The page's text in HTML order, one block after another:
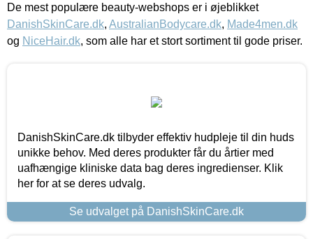
De mest populære beauty-webshops er i øjeblikket
DanishSkinCare.dk, AustralianBodycare.dk, Made4men.dk
og NiceHair.dk, som alle har et stort sortiment til gode priser.
DanishSkinCare.dk tilbyder effektiv hudpleje til din huds
unikke behov. Med deres produkter får du årtier med
uafhængige kliniske data bag deres ingredienser. Klik
her for at se deres udvalg.
Se udvalget på DanishSkinCare.dk